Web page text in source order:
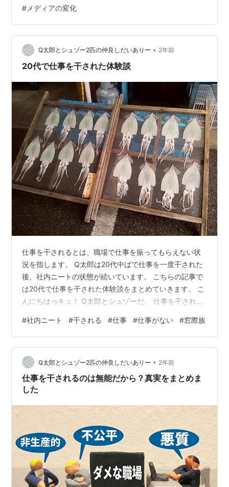
れ」の実態に迫り、なぜそれが起こりうるのかという芸
能界の特殊な「力学」、そして現代における変化の兆し
までを深く掘り下げていきましょう。 「干される」とは
何か？～あなたの知らない芸能界の闇～ 有名人が「干さ
れる」とは、単に人気が落ちて仕事が減るのとは…
# メディアの変化
Q太郎とシュゾー2匹の仲良しだいありー • 2年前
20代で仕事を干された体験談
仕事を干されるとは、職場で仕事を振ってもらえない状
況を指します。 Q太郎は20代中ばで仕事を一度干された
後、社内ニートの状態が続いています。 こちらの記事で
は20代で仕事を干された体験談をまとめていきます。 こ
んにちはっキュ！ Q太郎とシュゾーだ。 仕事を干されて
ところだな 頑張ってるけどなかなかうまくいかないっキ
ュね… そこで、こちらの記事では以下のような内容につ
いてご紹介していきます！ １．20代で仕事を干された体
験談 1-1.干される前は仕事はあった 1-2.会社の無理解と
異動 ２．仕事を干された20代の現状 まとめ 〇こちらの
記事は…
#社内ニート #干される #仕事 #仕事がない #窓際族
Q太郎とシュゾー2匹の仲良しだいありー • 2年前
仕事を干されるのは無能だから？真実をまとめま
した